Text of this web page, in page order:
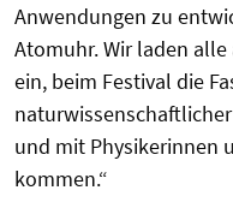
Anwendungen zu
Atomuhr. Wir laden
ein, beim Festival die
und mit Physikerinnen
kommen.“